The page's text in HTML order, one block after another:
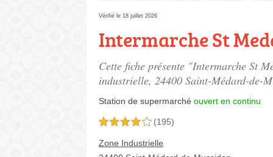
Vérifié le 18 juillet 2026
Intermarche St
Cette fiche présente "Intermarche St
industrielle, 24400 Saint-Médard-de-
Station de supermarché ouvert en continu
4,0 étoiles sur 5 (195)
Zone Industrielle
SP